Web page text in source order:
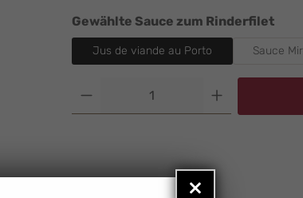
Gewählte Sauce zum Rinderfilet
Jus de viande au Porto Sauce
Produkt Anzahl: Gib den
×